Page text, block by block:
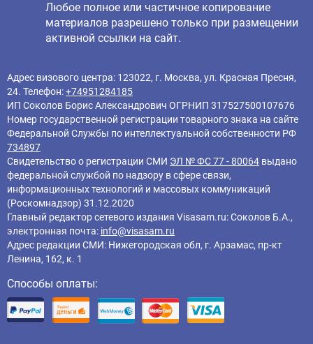
Любое полное или частичное копирование
материалов разрешено только при размещении
активной ссылки на сайт.
Адрес визового центра: 123022, г. Москва, ул. Красная Пресня,
24. Телефон:+74951284185
ИП Соколов Борис Александрович ОГРНИП 317527500107676
Номер государственной регистрации товарного знака на сайте
Федеральной Службы по интеллектуальной собственности РФ
734897
Свидетельство о регистрации СМИ ЭЛ № ФС 77 - 80064 выдано
федеральной службой по надзору в сфере связи,
информационных технологий и массовых коммуникаций
(Роскомнадзор) 31.12.2020
Главный редактор cетевого издания Visasam.ru: Соколов Б.А.,
электронная почта: info@visasam.ru
Адрес редакции СМИ: Нижегородская обл, г. Арзамас, пр-кт
Ленина, 162, к. 1
Способы оплаты: